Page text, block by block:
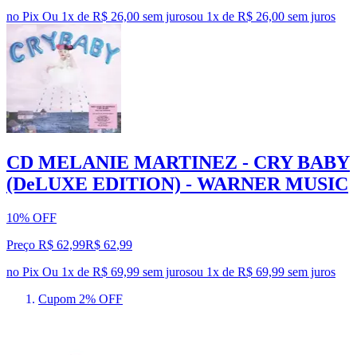
no Pix Ou 1x de R$ 26,00 sem jurosou 1x de R$ 26,00 sem juros
CD MELANIE MARTINEZ - CRY BABY
(DeLUXE EDITION) - WARNER MUSIC
10% OFF
Preço R$ 62,99R$ 62,99
no Pix Ou 1x de R$ 69,99 sem jurosou 1x de R$ 69,99 sem juros
Cupom 2% OFF